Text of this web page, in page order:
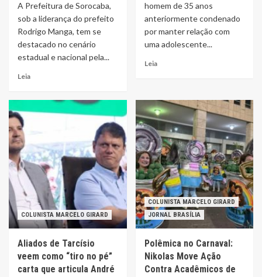
A Prefeitura de Sorocaba,
sob a liderança do prefeito
Rodrigo Manga, tem se
destacado no cenário
estadual e nacional pela...
Leia
homem de 35 anos
anteriormente condenado
por manter relação com
uma adolescente...
Leia
COLUNISTA MARCELO GIRARD
Aliados de Tarcísio
veem como “tiro no pé”
carta que articula André
COLUNISTA MARCELO GIRARD
JORNAL BRASÍLIA
Polêmica no Carnaval:
Nikolas Move Ação
Contra Acadêmicos de